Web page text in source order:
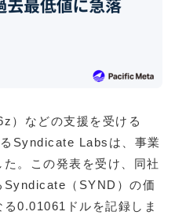
）などの支援を受ける
Syndicate Labsは、事業
。この発表を受け、同社
Syndicate（SYND）の価
0.01061ドルを記録しま